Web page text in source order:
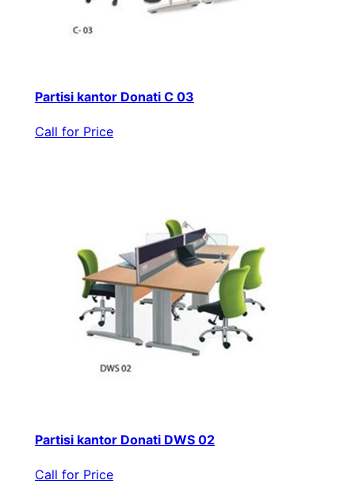
Partisi kantor Donati C 03
Call for Price
Partisi kantor Donati DWS 02
Call for Price